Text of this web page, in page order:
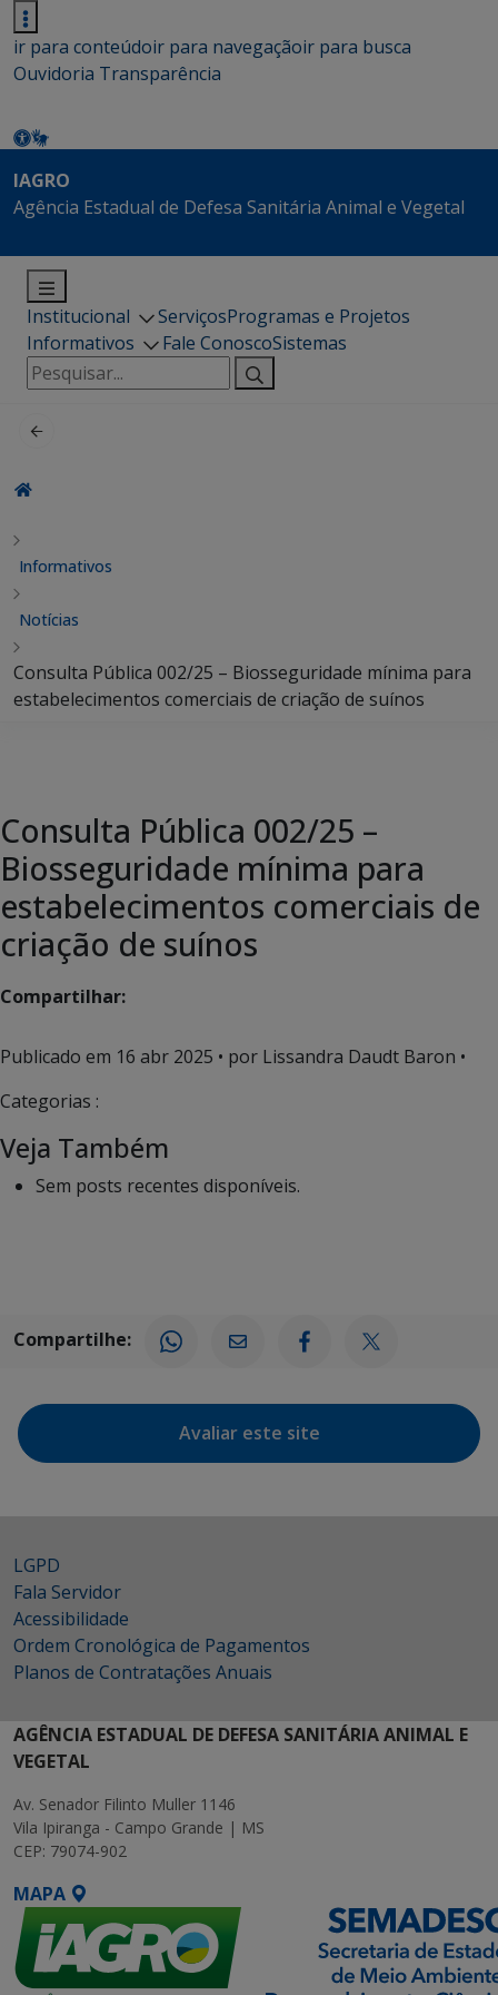
ir para conteúdoir para navegaçãoir para busca
Ouvidoria Transparência
IAGRO
Agência Estadual de Defesa Sanitária Animal e Vegetal
Institucional ServiçosProgramas e Projetos
Informativos
Fale ConoscoSistemas
Pesquisar
por:
Informativos
Notícias
Consulta Pública 002/25 – Biosseguridade mínima para
estabelecimentos comerciais de criação de suínos
Consulta Pública 002/25 –
Biosseguridade mínima para
estabelecimentos comerciais de
criação de suínos
Compartilhar:
Publicado em 16 abr 2025 • por Lissandra Daudt Baron •
Categorias :
Veja Também
Sem posts recentes disponíveis.
Compartilhe:
Avaliar este site
LGPD
Fala Servidor
Acessibilidade
Ordem Cronológica de Pagamentos
Planos de Contratações Anuais
AGÊNCIA ESTADUAL DE DEFESA SANITÁRIA ANIMAL E
VEGETAL
Av. Senador Filinto Muller 1146
Vila Ipiranga - Campo Grande | MS
CEP: 79074-902
MAPA